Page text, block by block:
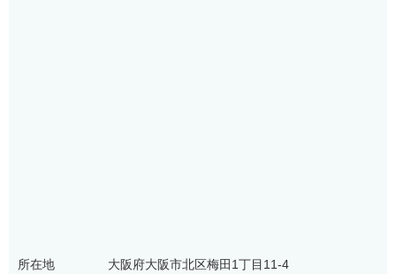
所在地
大阪府大阪市北区梅田1丁目11-4